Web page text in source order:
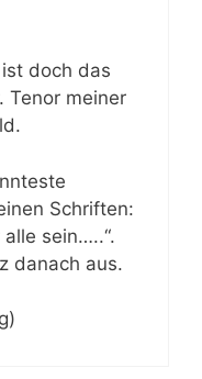
doch das
Tenor meiner
Schriften:
sein…..“.
danach aus.